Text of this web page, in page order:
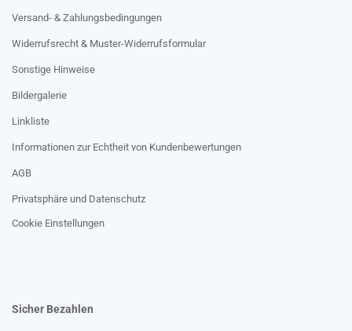
Versand- & Zahlungsbedingungen
Widerrufsrecht & Muster-Widerrufsformular
Sonstige Hinweise
Bildergalerie
Linkliste
Informationen zur Echtheit von Kundenbewertungen
AGB
Privatsphäre und Datenschutz
Cookie Einstellungen
Sicher Bezahlen